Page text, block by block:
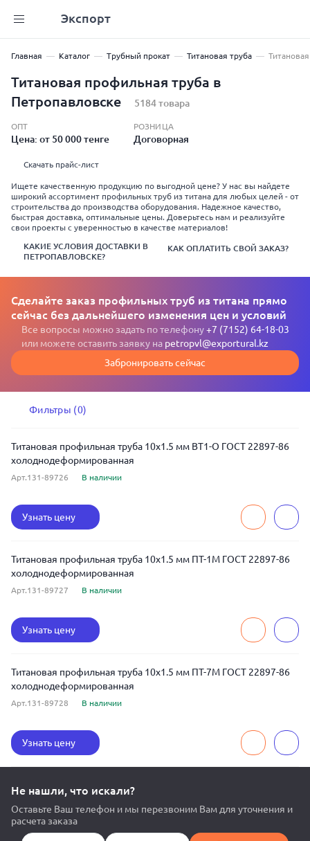
Экспорт
Главная Каталог Трубный прокат Титановая труба
Титановая профильная труба в
Петропавловске
5184 товара
ОПТ
Цена: от 50 000 тенге
РОЗНИЦА
Договорная
Скачать прайс-лист
Ищете качественную продукцию по выгодной цене? У нас вы найдете
широкий ассортимент профильных труб из титана для любых целей - от
строительства до производства оборудования. Надежное качество,
быстрая доставка, оптимальные цены. Доверьтесь нам и реализуйте
свои проекты с уверенностью в качестве материалов!
КАКИЕ УСЛОВИЯ ДОСТАВКИ В
ПЕТРОПАВЛОВСКЕ?
КАК ОПЛАТИТЬ СВОЙ ЗАКАЗ?
Сделайте заказ профильных труб из титана прямо
сейчас без дальнейшего изменения цен и условий
Все вопросы можно задать по телефону+7 (7152) 64-18-03
или можете оставить заявку на petropvl@exportural.kz
Забронировать сейчас
Фильтры (0)
Титановая профильная труба 10x1.5 мм ВТ1-О ГОСТ 22897-86
холоднодеформированная
Арт.131-89726 В наличии
Узнать цену
Титановая профильная труба 10x1.5 мм ПТ-1М ГОСТ 22897-86
холоднодеформированная
Арт.131-89727 В наличии
Узнать цену
Титановая профильная труба 10x1.5 мм ПТ-7М ГОСТ 22897-86
холоднодеформированная
Арт.131-89728 В наличии
Узнать цену
Не нашли, что искали?
Оставьте Ваш телефон и мы перезвоним Вам для уточнения и
расчета заказа